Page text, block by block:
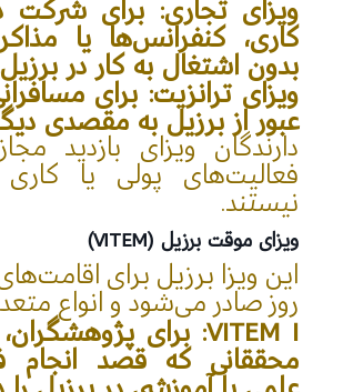
ویزای تجاری: برای شرکت
کاری، کنفرانس‌ها یا
بدون اشتغال به کار در
ویزای ترانزیت: برای
عبور از برزیل به مقصدی
دارندگان ویزای بازدید
فعالیت‌های پولی یا
نیستند.
ویزای موقت برزیل (VITEM)
روز صادر می‌شود و انواع
VITEM I: برای
محققانی که قصد انجام